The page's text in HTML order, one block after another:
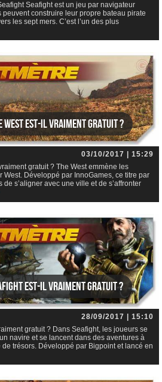
Seafight est un jeu par navigateur
construire leur propre bateau pirate
les sept mers. C’est l’un des plus
West est-il vraiment gratuit ?
03/10/2017 | 15:29
gratuit ? The West emmène les
West. Développé par InnoGames, ce titre par
s’aligner avec une ville et de s’affronter
est-il vraiment gratuit ?
28/09/2017 | 15:10
gratuit ? Dans Seafight, les joueurs se
navire et se lancent dans des aventures à
trésors. Développé par Bigpoint et lancé en